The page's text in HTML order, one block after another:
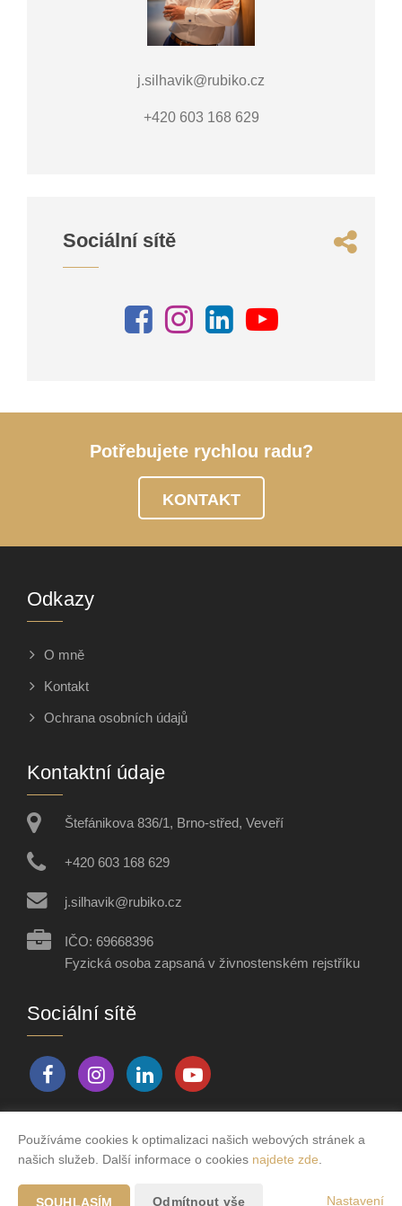
j.silhavik@rubiko.cz
+420 603 168 629
Sociální sítě
Potřebujete rychlou radu?
KONTAKT
Odkazy
O mně
Kontakt
Ochrana osobních údajů
Kontaktní údaje
Štefánikova 836/1, Brno-střed, Veveří
+420 603 168 629
j.silhavik@rubiko.cz
IČO: 69668396
Fyzická osoba zapsaná v živnostenském rejstříku
Sociální sítě
Vytvořeno v systémuCHYTRÝ WEB MAKLÉŘE
Používáme cookies k optimalizaci našich webových stránek a
našich služeb. Další informace o cookies najdete zde
SOUHLASÍM Odmítnout vše Nastavení